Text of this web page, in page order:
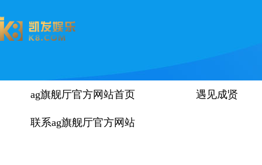
ag旗舰厅官方网站首页 遇见成贤
联系ag旗舰厅官方网站